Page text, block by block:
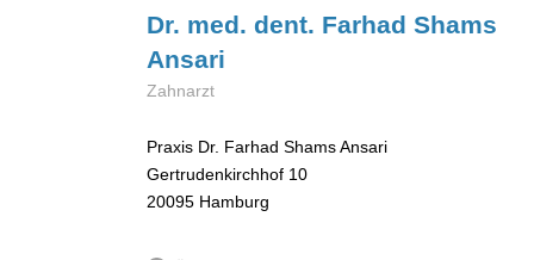
Dr. med. dent. Farhad Shams
Ansari
Zahnarzt
Praxis Dr. Farhad Shams Ansari
Gertrudenkirchhof 10
20095 Hamburg